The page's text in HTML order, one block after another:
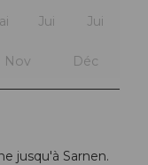
Jui Jui
Nov Déc
jusqu'à Sarnen.